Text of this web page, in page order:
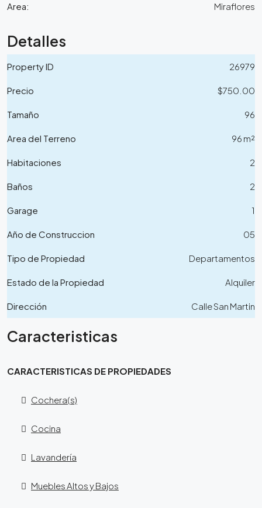
Area: Miraflores
Detalles
Property ID 26979
Precio $750.00
Tamaño 96
Area del Terreno 96 m²
Habitaciones 2
Baños 2
Garage 1
Año de Construccion 05
Tipo de Propiedad Departamentos
Estado de la Propiedad Alquiler
Dirección Calle San Martin
Caracteristicas
CARACTERISTICAS DE PROPIEDADES
Cochera(s)
Cocina
Lavandería
Muebles Altos y Bajos